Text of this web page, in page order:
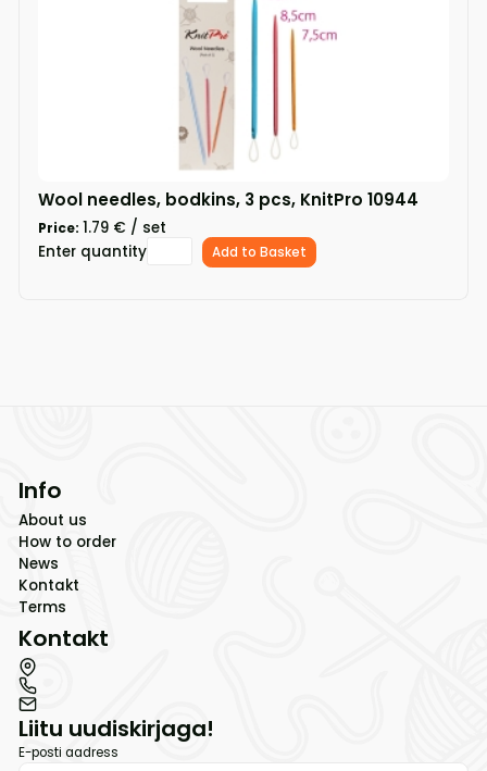
Wool needles, bodkins, 3 pcs, KnitPro 10944
Price: 1.79 € / set
Enter quantity
Add to Basket
Info
About us
How to order
News
Kontakt
Terms
Kontakt
Liitu uudiskirjaga!
E-posti aadress